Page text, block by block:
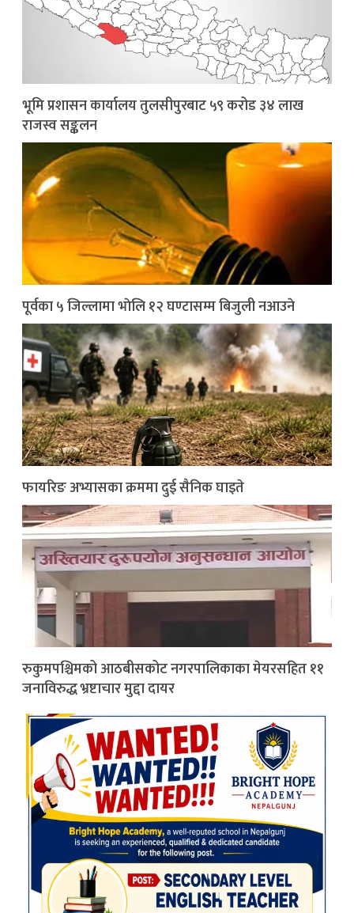
भूमि प्रशासन कार्यालय तुलसीपुरबाट ५९ करोड ३४ लाख
राजस्व सङ्कलन
पूर्वका ५ जिल्लामा भाेलि १२ घण्टासम्म बिजुली नआउने
फायरिङ अभ्यासका क्रममा दुई सैनिक घाइते
रुकुमपश्चिमको आठबीसकोट नगरपालिकाका मेयरसहित ११
जनाविरुद्ध भ्रष्टाचार मुद्दा दायर